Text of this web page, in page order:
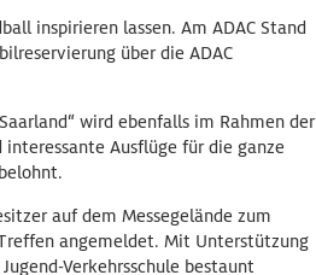
inspirieren lassen. Am ADAC Stand
über die ADAC
wird ebenfalls im Rahmen der
Ausflüge für die ganze
auf dem Messegelände zum
Treffen angemeldet. Mit Unterstützung
Verkehrsschule bestaunt